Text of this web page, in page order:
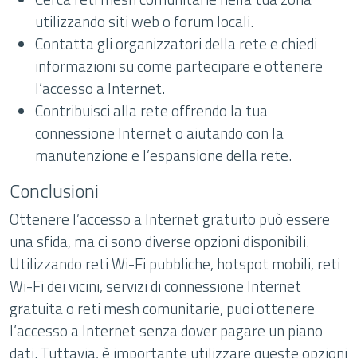
utilizzando siti web o forum locali.
Contatta gli organizzatori della rete e chiedi
informazioni su come partecipare e ottenere
l’accesso a Internet.
Contribuisci alla rete offrendo la tua
connessione Internet o aiutando con la
manutenzione e l’espansione della rete.
Conclusioni
Ottenere l’accesso a Internet gratuito può essere
una sfida, ma ci sono diverse opzioni disponibili.
Utilizzando reti Wi-Fi pubbliche, hotspot mobili, reti
Wi-Fi dei vicini, servizi di connessione Internet
gratuita o reti mesh comunitarie, puoi ottenere
l’accesso a Internet senza dover pagare un piano
dati. Tuttavia, è importante utilizzare queste opzioni